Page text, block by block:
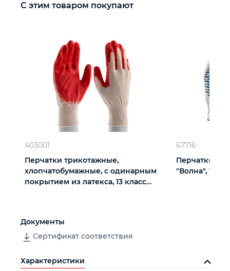
С этим товаром покупают
403001
Перчатки трикотажные,
хлопчатобумажные, с одинарным
покрытием из латекса, 13 класс
67716
Перчатки х/
"Волна", 10
Документы
Сертификат соответствия
Характеристики